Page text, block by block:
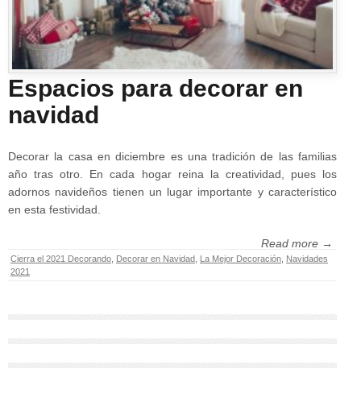
Espacios para decorar en
navidad
Decorar la casa en diciembre es una tradición de las familias
año tras otro. En cada hogar reina la creatividad, pues los
adornos navideños tienen un lugar importante y característico
en esta festividad.
Read more →
Cierra el 2021 Decorando Decorar en Navidad La Mejor Decoración Navidades
2021